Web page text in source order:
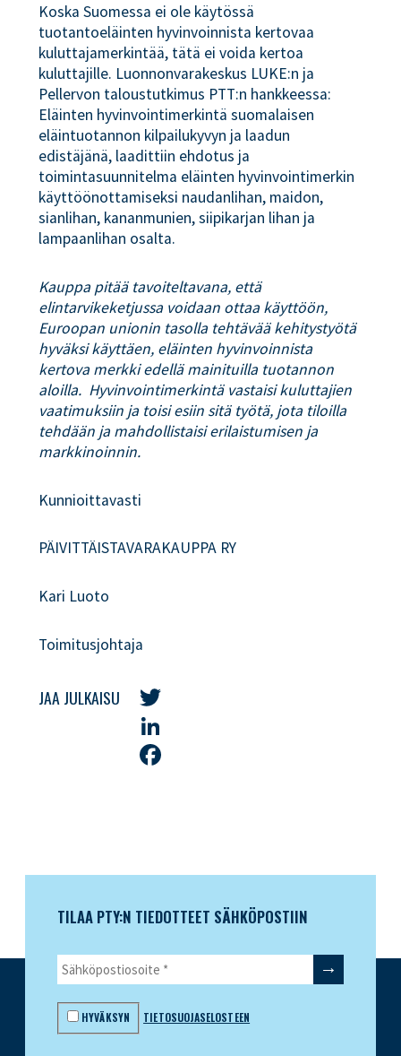
Koska Suomessa ei ole käytössä
tuotantoeläinten hyvinvoinnista kertovaa
kuluttajamerkintää, tätä ei voida kertoa
kuluttajille. Luonnonvarakeskus LUKE:n ja
Pellervon taloustutkimus PTT:n hankkeessa:
Eläinten hyvinvointimerkintä suomalaisen
eläintuotannon kilpailukyvyn ja laadun
edistäjänä, laadittiin ehdotus ja
toimintasuunnitelma eläinten hyvinvointimerkin
käyttöönottamiseksi naudanlihan, maidon,
sianlihan, kananmunien, siipikarjan lihan ja
lampaanlihan osalta.
Kauppa pitää tavoiteltavana, että
elintarvikeketjussa voidaan ottaa käyttöön,
Euroopan unionin tasolla tehtävää kehitystyötä
hyväksi käyttäen, eläinten hyvinvoinnista
kertova merkki edellä mainituilla tuotannon
aloilla. Hyvinvointimerkintä vastaisi kuluttajien
vaatimuksiin ja toisi esiin sitä työtä, jota tiloilla
tehdään ja mahdollistaisi erilaistumisen ja
markkinoinnin.
Kunnioittavasti
PÄIVITTÄISTAVARAKAUPPA RY
Kari Luoto
Toimitusjohtaja
JAA JULKAISU
Twitter
LinkedIn
TILAA PTY:N TIEDOTTEET SÄHKÖPOSTIIN
HYVÄKSYN TIETOSUOJASELOSTEEN